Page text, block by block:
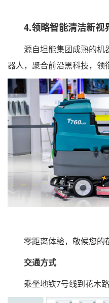
4.领略智能清洁新视
源自坦能集团成熟的机
器人，聚合前沿黑科技，领
零距离体验，敬候您的
交通方式
乘坐地铁7号线到花木